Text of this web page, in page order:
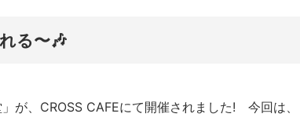
る〜🎶
が、CROSS CAFEにて開催されました! 今回は、